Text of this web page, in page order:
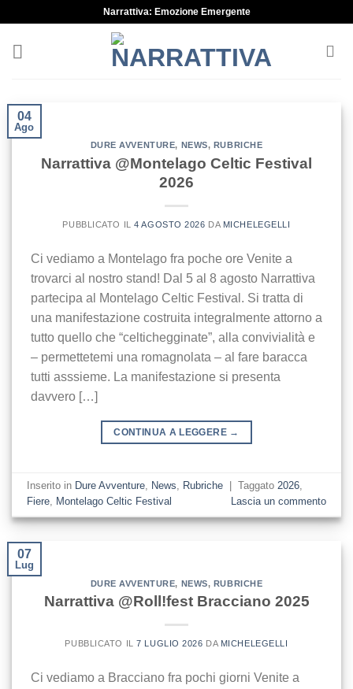
content
Narrattiva: Emozione Emergente
04
Ago
DURE AVVENTURE, NEWS, RUBRICHE
Narrattiva @Montelago Celtic Festival
2026
PUBBLICATO IL4 AGOSTO 2026 DA MICHELEGELLI
Ci vediamo a Montelago fra poche ore Venite a
trovarci al nostro stand! Dal 5 al 8 agosto Narrattiva
partecipa al Montelago Celtic Festival. Si tratta di
una manifestazione costruita integralmente attorno a
tutto quello che “celtichegginate”, alla convivialità e
– permettetemi una romagnolata – al fare baracca
tutti asssieme. La manifestazione si presenta
davvero […]
CONTINUA A LEGGERE →
Inserito in Dure Avventure News Rubriche Taggato 2026
Fiere
Montelago Celtic Festival Lascia un commento
07
Lug
DURE AVVENTURE, NEWS, RUBRICHE
Narrattiva @Roll!fest Bracciano 2025
PUBBLICATO IL7 LUGLIO 2026 DA MICHELEGELLI
Ci vediamo a Bracciano fra pochi giorni Venite a